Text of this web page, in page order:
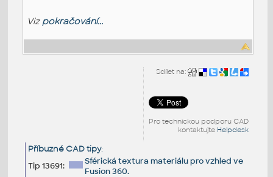
Viz pokračování...
Sdílet na:
Pro technickou podporu CAD
kontaktujte Helpdesk
Příbuzné CAD tipy:
Tip 13691:
Sférická textura materiálu pro vzhled ve
Fusion 360.